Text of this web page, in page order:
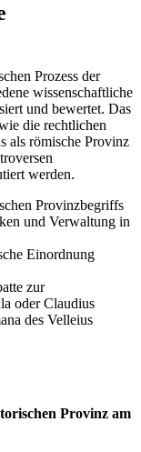
Prozess der
wissenschaftliche
und bewertet. Das
die rechtlichen
als römische Provinz
werden.
Provinzbegriffs
und Verwaltung in
Einordnung
zur
oder Claudius
des Velleius
Provinz am